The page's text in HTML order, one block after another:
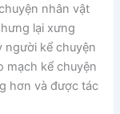
nhân vật
lại xưng
người kể chuyện
mạch kể chuyện
hơn và được tác